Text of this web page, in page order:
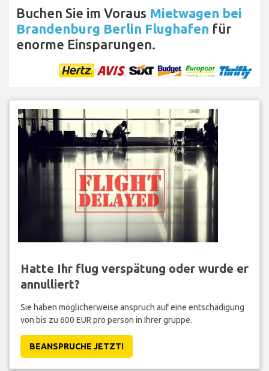
Buchen Sie im Voraus Mietwagen bei
Brandenburg Berlin Flughafen für
enorme Einsparungen.
Hatte Ihr flug verspätung oder wurde er
annulliert?
Sie haben möglicherweise anspruch auf eine entschädigung
von bis zu 600 EUR pro person in Ihrer gruppe.
BEANSPRUCHE JETZT!